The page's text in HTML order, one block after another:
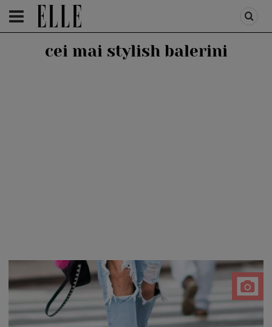
HOMEPAGE /FASHION
cei mai stylish balerini